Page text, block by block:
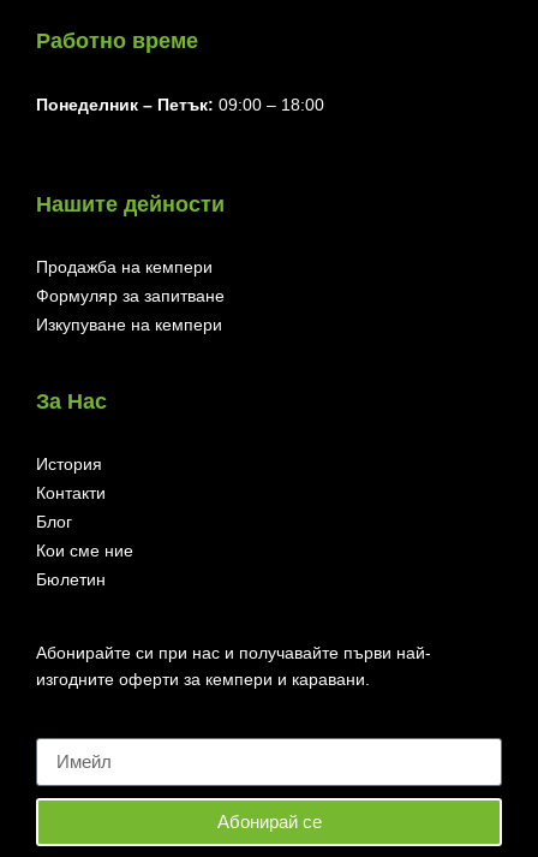
Работно време
Понеделник ⁠– Петък: 09:00 – 18:00
Нашите дейности
Продажба на кемпери
Формуляр за запитване
Изкупуване на кемпери
За Нас
История
Контакти
Блог
Кои сме ние
Бюлетин
Абонирайте си при нас и получавайте първи най-
изгодните оферти за кемпери и каравани.
Абонирай се